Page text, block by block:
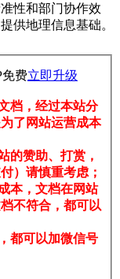
性和部门协作效
供地理信息基础。
免费立即升级
档，经过本站分
了网站运营成本
的赞助、打赏，
）请慎重考虑；
本，文档在网站
不符合，都可以
都可以加微信号